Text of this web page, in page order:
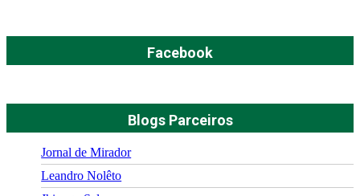
Facebook
Blogs Parceiros
Jornal de Mirador
Leandro Nolêto